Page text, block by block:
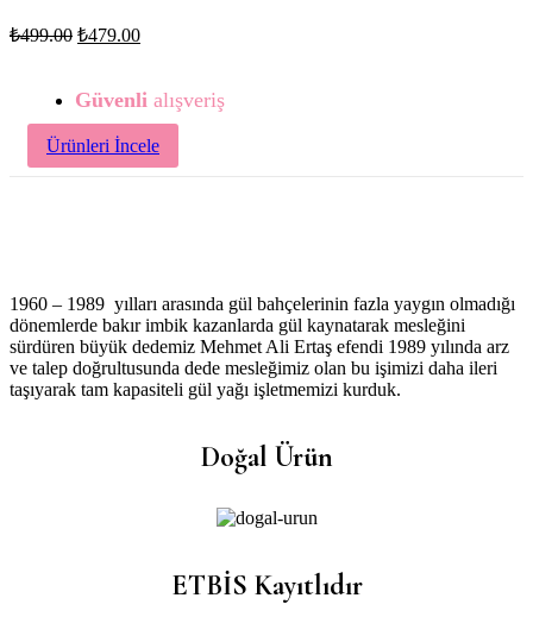
₺499.00 Orijinal
₺479.00Şu
₺479.00.
Güvenli alışveriş
Ürünleri İncele
1960 – 1989 yılları arasında gül bahçelerinin fazla yaygın olmadığı
dönemlerde bakır imbik kazanlarda gül kaynatarak mesleğini
sürdüren büyük dedemiz Mehmet Ali Ertaş efendi 1989 yılında arz
ve talep doğrultusunda dede mesleğimiz olan bu işimizi daha ileri
taşıyarak tam kapasiteli gül yağı işletmemizi kurduk.
Doğal Ürün
ETBİS Kayıtlıdır